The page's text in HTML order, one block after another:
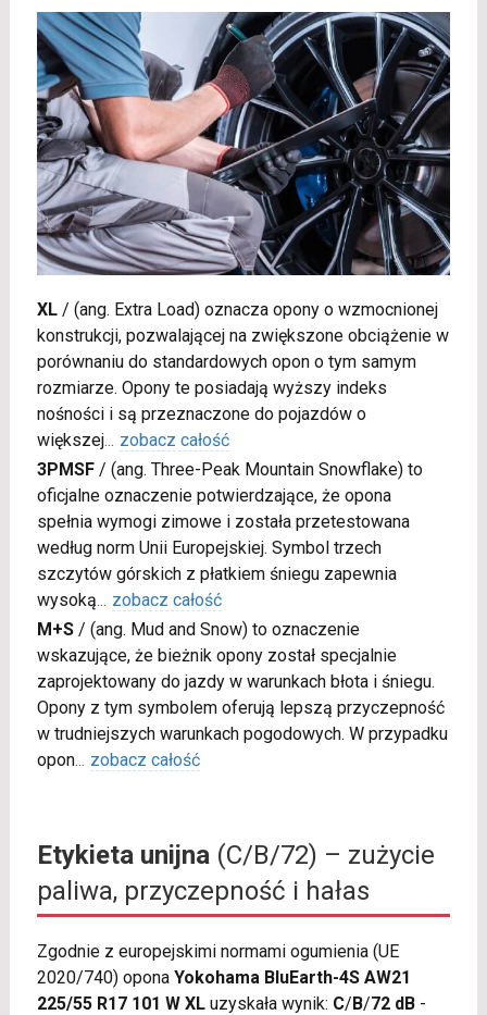
XL/ (ang. Extra Load) oznacza opony o wzmocnionej
konstrukcji, pozwalającej na zwiększone obciążenie w
porównaniu do standardowych opon o tym samym
rozmiarze. Opony te posiadają wyższy indeks
nośności i są przeznaczone do pojazdów o
większej... zobacz całość
3PMSF/ (ang. Three-Peak Mountain Snowflake) to
oficjalne oznaczenie potwierdzające, że opona
spełnia wymogi zimowe i została przetestowana
według norm Unii Europejskiej. Symbol trzech
szczytów górskich z płatkiem śniegu zapewnia
wysoką... zobacz całość
M+S/ (ang. Mud and Snow) to oznaczenie
wskazujące, że bieżnik opony został specjalnie
zaprojektowany do jazdy w warunkach błota i śniegu.
Opony z tym symbolem oferują lepszą przyczepność
w trudniejszych warunkach pogodowych. W przypadku
opon... zobacz całość
Etykieta unijna(C/B/72) – zużycie
paliwa, przyczepność i hałas
Zgodnie z europejskimi normami ogumienia (UE
2020/740) opona Yokohama BluEarth-4S AW21
225/55 R17 101 W XLuzyskała wynik: C/B/72 dB-